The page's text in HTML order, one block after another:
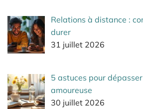
Relations à distance :
durer
31 juillet 2026
5 astuces pour
amoureuse
30 juillet 2026